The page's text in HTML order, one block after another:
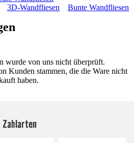
3D-Wandfliesen Bunte Wandfliesen
wurde von uns nicht überprüft.
Kunden stammen, die die Ware nicht
haben.
Zahlarten